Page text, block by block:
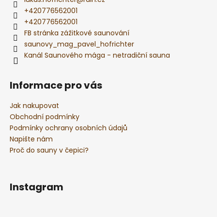
+420776562001
+420776562001
FB stránka zážitkové saunování
saunovy_mag_pavel_hofrichter
Kanál Saunového mága - netradiční sauna
Informace pro vás
Jak nakupovat
Obchodní podmínky
Podmínky ochrany osobních údajů
Napište nám
Proč do sauny v čepici?
Instagram